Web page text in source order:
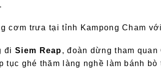
cơm trưa tại tỉnh Kampong Cham
đi Siem Reap, đoàn dừng tham quan
tục ghé thăm làng nghề làm bánh